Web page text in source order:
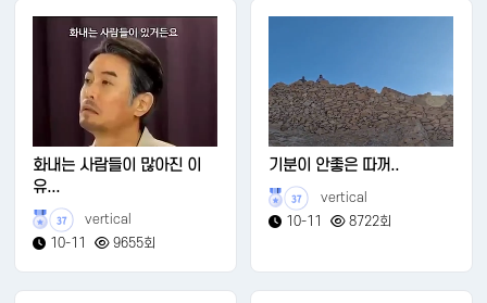
화내는 사람들이 많아진 이
유...
37
vertical
10-11
9655회
기분이 안좋은 따꺼..
37
vertical
10-11
8722회